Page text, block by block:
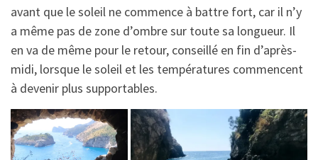
avant que le soleil ne commence à battre fort, car il n’y
a même pas de zone d’ombre sur toute sa longueur. Il
en va de même pour le retour, conseillé en fin d’après-
midi, lorsque le soleil et les températures commencent
à devenir plus supportables.